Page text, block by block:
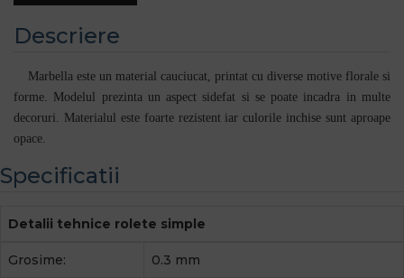
Descriere
Marbella este un material cauciucat, printat cu diverse motive florale si
forme. Modelul prezinta un aspect sidefat si se poate incadra in multe
decoruri. Materialul este foarte rezistent iar culorile inchise sunt aproape
opace.
Specificatii
Detalii tehnice rolete simple
Grosime: 0.3 mm